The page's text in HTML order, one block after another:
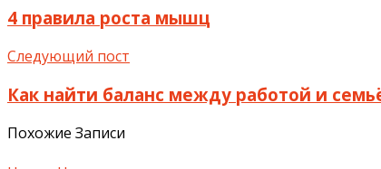
4 правила роста мышц
Следующий пост
Как найти баланс между работой и
Похожие Записи